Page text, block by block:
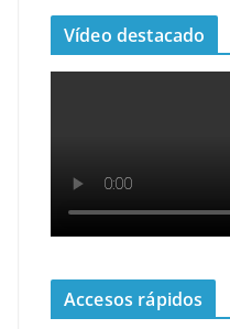
Vídeo destacado
Accesos rápidos